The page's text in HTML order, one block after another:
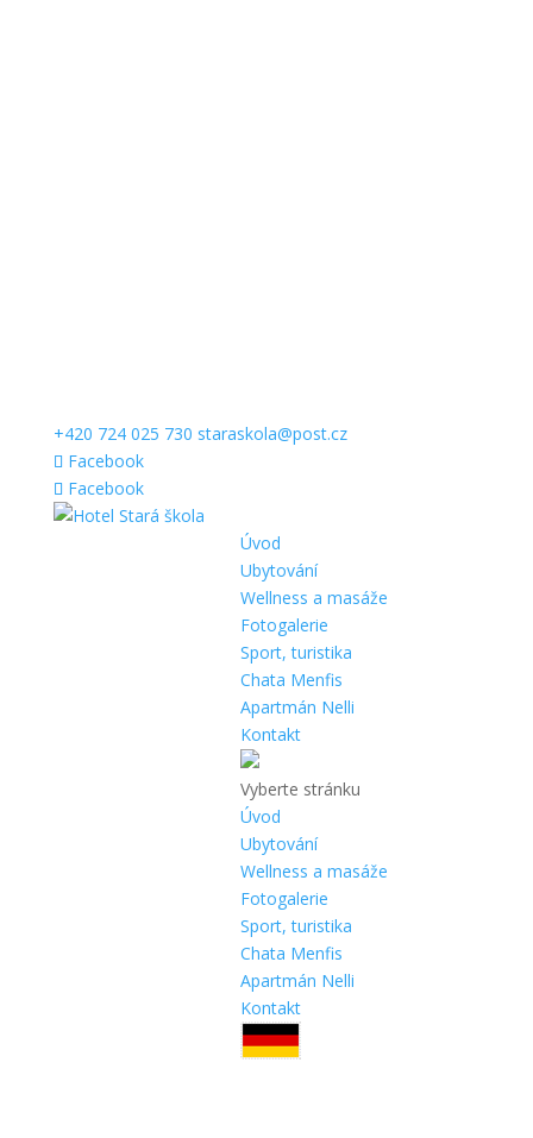
+420 724 025 730 staraskola@post.cz
Facebook
Facebook
Úvod
Ubytování
Wellness a masáže
Fotogalerie
Sport, turistika
Chata Menfis
Apartmán Nelli
Kontakt
Vyberte stránku
Úvod
Ubytování
Wellness a masáže
Fotogalerie
Sport, turistika
Chata Menfis
Apartmán Nelli
Kontakt